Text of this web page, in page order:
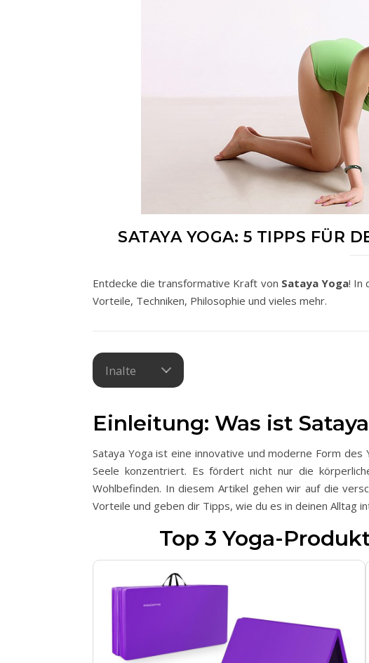
SATAYA YOGA: 5 TIPPS FÜR
Entdecke die transformative Kraft von Sataya Yoga! In
Vorteile, Techniken, Philosophie und vieles mehr.
Inalte
Einleitung: Was ist
Sataya Yoga ist eine innovative und moderne Form
Seele konzentriert. Es fördert nicht nur die
Wohlbefinden. In diesem Artikel gehen wir auf die
Vorteile und geben dir Tipps, wie du es in deinen Alltag
Top 3 Yoga-